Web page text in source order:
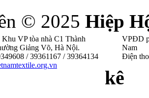
© 2025 Hiệp
Khu VP tòa nhà C1 Thành
Giảng Võ, Hà Nội .
/ 39361167 / 39364134
VPĐD
Nam
Điện
kê